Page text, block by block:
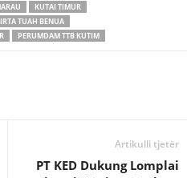
KUTAI TIMUR
TUAH BENUA
PERUMDAM TTB KUTIM
Artikulli tjetër
PT KED Dukung Lomplai